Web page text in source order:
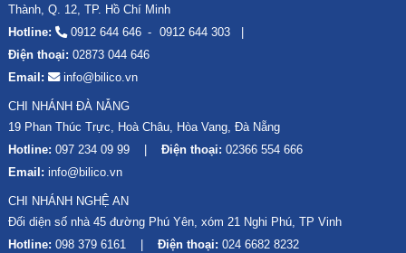
Thành, Q. 12, TP. Hồ Chí Minh
Hotline:
0912 644 646
0912 644 303
Điện thoại: 02873 044 646
Email:
info@bilico.vn
CHI NHÁNH ĐÀ NẴNG
19 Phan Thúc Trực, Hoà Châu, Hòa Vang, Đà Nẵng
Hotline: 097 234 09 99 Điện thoại: 02366 554 666
Email: info@bilico.vn
CHI NHÁNH NGHỆ AN
Đối diện số nhà 45 đường Phú Yên, xóm 21 Nghi Phú, TP Vinh
Hotline: 098 379 6161 Điện thoại: 024 6682 8232